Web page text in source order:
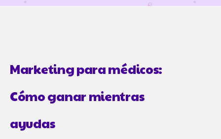
Marketing para médicos:
Cómo ganar mientras
ayudas